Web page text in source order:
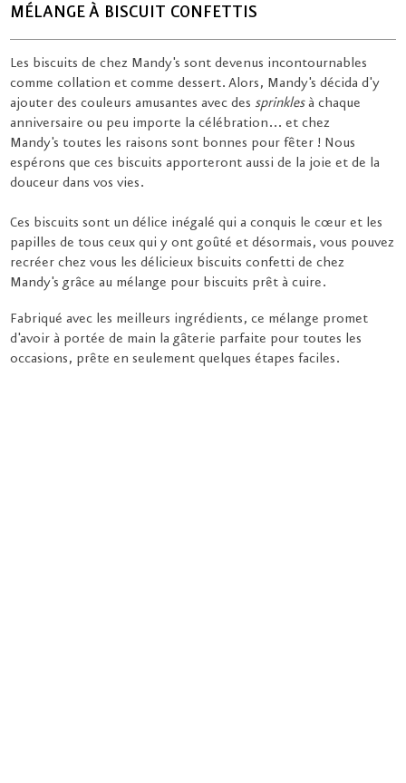
MÉLANGE À BISCUIT CONFETTIS
Les biscuits de chez Mandy's sont devenus incontournables
comme collation et comme dessert. Alors, Mandy's décida d'y
ajouter des couleurs amusantes avec des sprinklesà chaque
anniversaire ou peu importe la célébration... et chez
Mandy's toutes les raisons sont bonnes pour fêter ! Nous
espérons que ces biscuits apporteront aussi de la joie et de la
douceur dans vos vies.
Ces biscuits sont un délice inégalé qui a conquis le cœur et les
papilles de tous ceux qui y ont goûté et désormais, vous pouvez
recréer chez vous les délicieux biscuits confetti de chez
Mandy's grâce au mélange pour biscuits prêt à cuire.
Fabriqué avec les meilleurs ingrédients, ce mélange promet
d'avoir à portée de main la gâterie parfaite pour toutes les
occasions, prête en seulement quelques étapes faciles.